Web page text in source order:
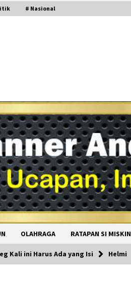
# Nasional
OLAHRAGA RATAPAN SI MISKIN
Kali ini Harus Ada yang Isi Helmi